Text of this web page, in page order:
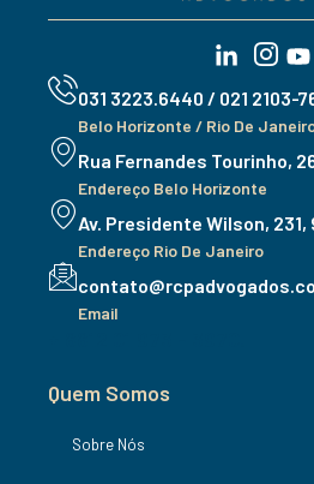
031 3223.6440 / 021 2103-
Belo Horizonte / Rio De
Rua Fernandes Tourinho,
Endereço Belo Horizonte
Av. Presidente Wilson,
Endereço Rio De Janeiro
Email
Quem Somos
Sobre Nós